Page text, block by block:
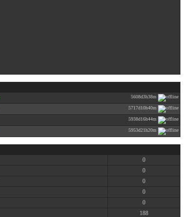
5608d3h38m
5717d10h40m
5938d16h44m
5953d21h20m
0
0
0
0
0
188